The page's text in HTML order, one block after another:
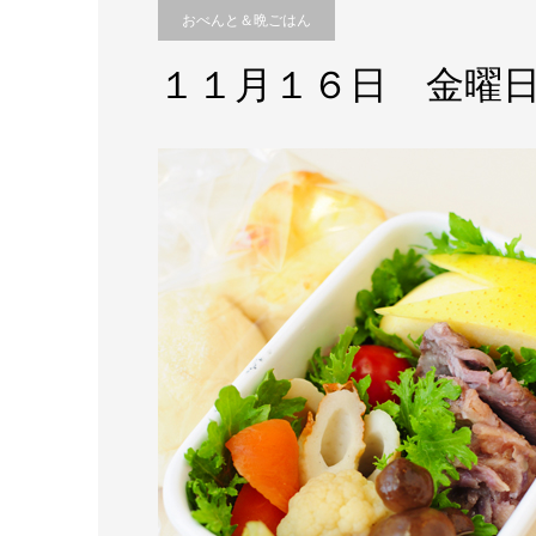
おべんと＆晩ごはん
１１月１６日 金曜